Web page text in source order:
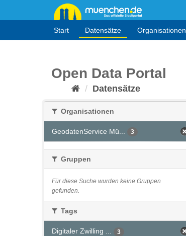
Start Datensätze Organisationen
Open Data Portal
Datensätze
Organisationen
GeodatenService Mü... 3
Gruppen
Für diese Suche wurden keine Gruppen
gefunden.
Tags
Digitaler Zwilling ... 3